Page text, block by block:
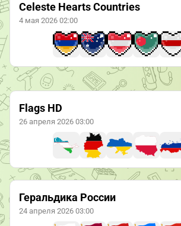
Celeste Hearts Countries
4 мая 2026 02:00
Flags HD
26 апреля 2026 03:00
Геральдика России
24 апреля 2026 03:00